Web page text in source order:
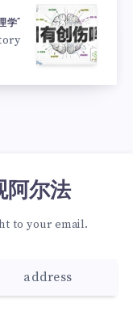
学”
阿尔法
to your email.